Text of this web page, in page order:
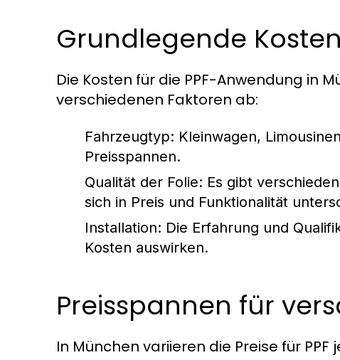
Grundlegende
Die Kosten für die PPF-Anwendung in
verschiedenen Faktoren ab:
Fahrzeugtyp: Kleinwagen,
Preisspannen.
Qualität der Folie: Es gibt
sich in Preis und Funktionalität
Installation: Die Erfahrung und
Kosten auswirken.
Preisspannen für
In München variieren die Preise für PPF